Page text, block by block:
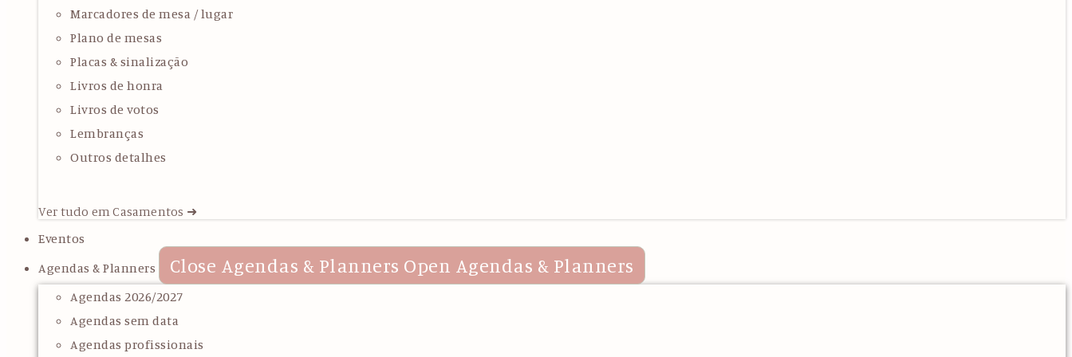
Marcadores de mesa / lugar
Plano de mesas
Placas & sinalização
Livros de honra
Livros de votos
Lembranças
Outros detalhes
Ver tudo em Casamentos ➜
Eventos
Agendas & Planners
Close Agendas & Planners Open Agendas & Planners
Agendas 2026/2027
Agendas sem data
Agendas profissionais